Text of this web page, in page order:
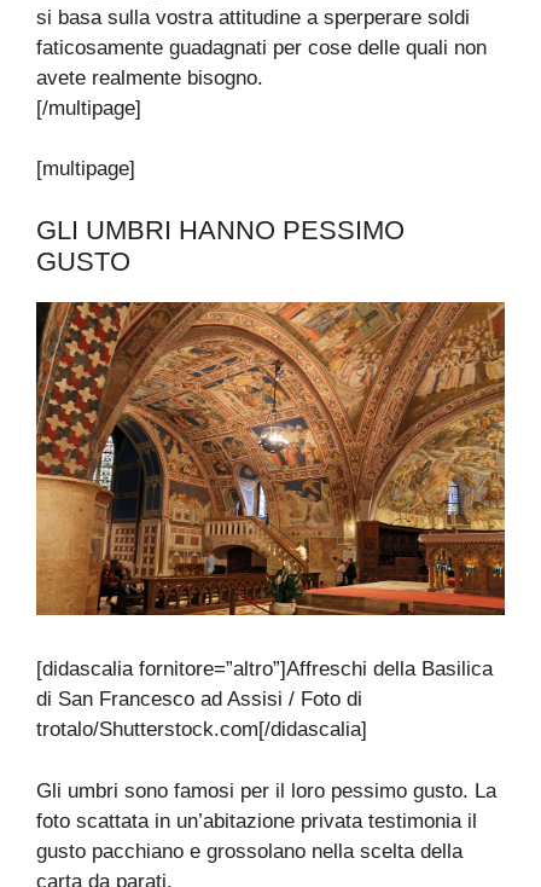
si basa sulla vostra attitudine a sperperare soldi
faticosamente guadagnati per cose delle quali non
avete realmente bisogno.
[/multipage]
[multipage]
GLI UMBRI HANNO PESSIMO
GUSTO
[didascalia fornitore=”altro”]Affreschi della Basilica
di San Francesco ad Assisi / Foto di
trotalo/Shutterstock.com[/didascalia]
Gli umbri sono famosi per il loro pessimo gusto. La
foto scattata in un’abitazione privata testimonia il
gusto pacchiano e grossolano nella scelta della
carta da parati.